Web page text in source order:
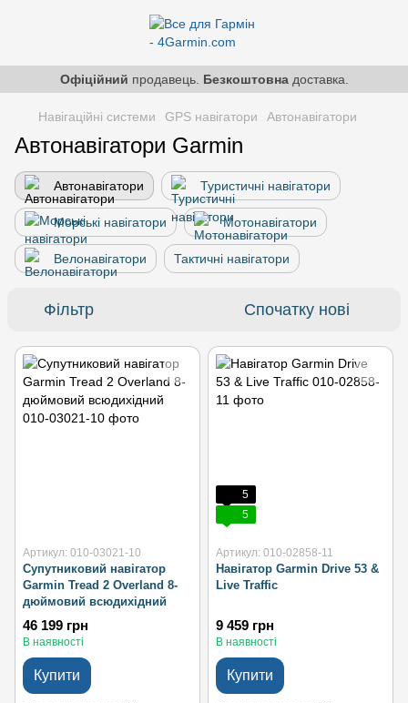
Офіційний продавець. Безкоштовнадоставка.
Навігаційні системи GPS навігатори Автонавігатори
Автонавігатори Garmin
Автонавігатори Туристичні навігатори
Морські навігатори Мотонавігатори
Велонавігатори Тактичні навігатори
Фільтр Спочатку нові
Артикул: 010-03021-10
Супутниковий навігатор
Garmin Tread 2 Overland 8-
дюймовий всюдихідний
46 199 грн
В наявності
Купити
5
5
Артикул: 010-02858-11
Навігатор Garmin Drive 53 &
Live Traffic
9 459 грн
В наявності
Купити